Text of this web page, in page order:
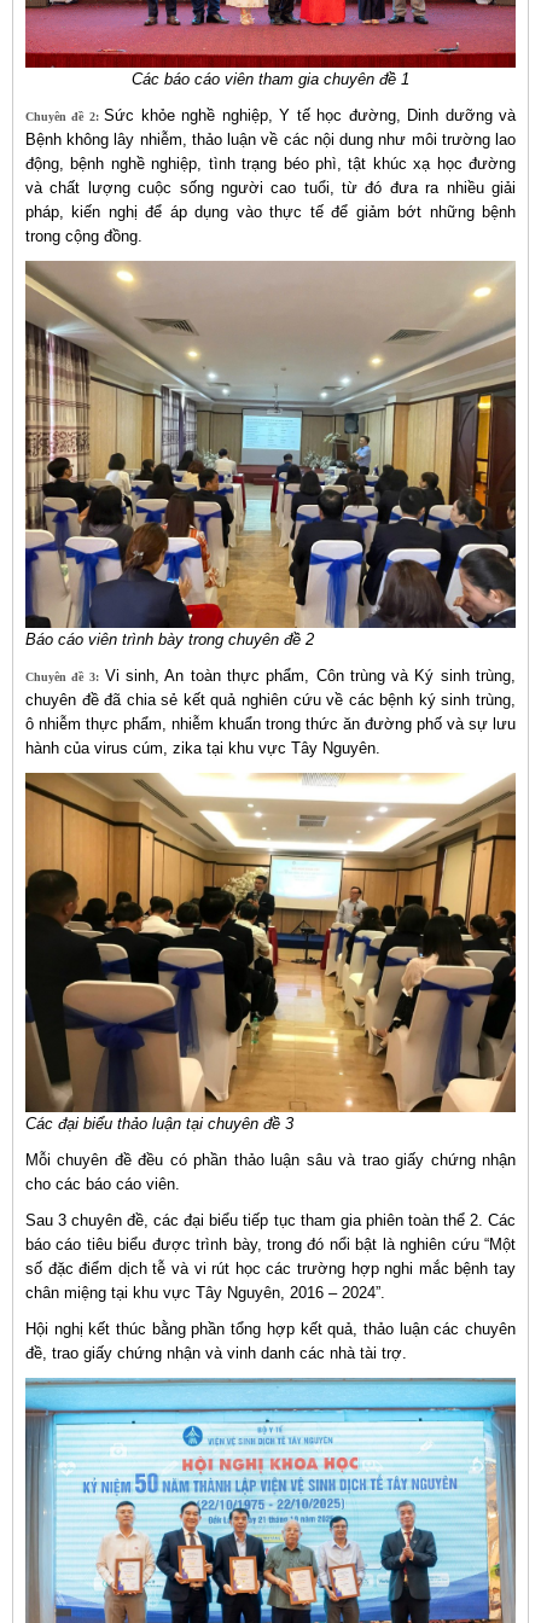
Các báo cáo viên tham gia chuyên đề 1
Chuyên đề 2:Sức khỏe nghề nghiệp, Y tế học đường, Dinh dưỡng và
Bệnh không lây nhiễm, thảo luận về các nội dung như môi trường lao
động, bệnh nghề nghiệp, tình trạng béo phì, tật khúc xạ học đường
và chất lượng cuộc sống người cao tuổi, từ đó đưa ra nhiều giải
pháp, kiến nghị để áp dụng vào thực tế để giảm bớt những bệnh
trong cộng đồng.
Báo cáo viên trình bày trong chuyên đề 2
Chuyên đề 3:Vi sinh, An toàn thực phẩm, Côn trùng và Ký sinh trùng,
chuyên đề đã chia sẻ kết quả nghiên cứu về các bệnh ký sinh trùng,
ô nhiễm thực phẩm, nhiễm khuẩn trong thức ăn đường phố và sự lưu
hành của virus cúm, zika tại khu vực Tây Nguyên.
Các đại biểu thảo luận tại chuyên đề 3
Mỗi chuyên đề đều có phần thảo luận sâu và trao giấy chứng nhận
cho các báo cáo viên.
Sau 3 chuyên đề, các đại biểu tiếp tục tham gia phiên toàn thể 2. Các
báo cáo tiêu biểu được trình bày, trong đó nổi bật là nghiên cứu “Một
số đặc điểm dịch tễ và vi rút học các trường hợp nghi mắc bệnh tay
chân miệng tại khu vực Tây Nguyên, 2016 – 2024”.
Hội nghị kết thúc bằng phần tổng hợp kết quả, thảo luận các chuyên
đề, trao giấy chứng nhận và vinh danh các nhà tài trợ.